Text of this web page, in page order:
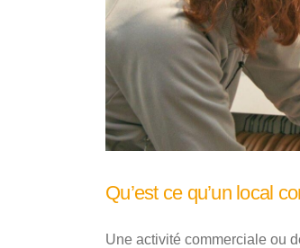
Qu’est ce qu’un local
Une activité commerciale ou